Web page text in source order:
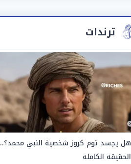
ترندات
هل يجسد توم كروز شخصية النبي محمد؟..
الحقيقة الكاملة